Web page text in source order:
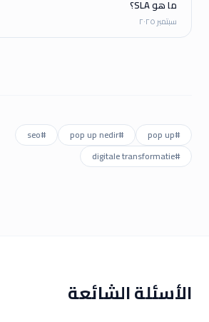
ما هو SLA؟
سبتمبر ٢٠٢٥
#
pop up
#
pop up nedir
#
seo
#
digitale transformatie
الأسئلة الشائعة